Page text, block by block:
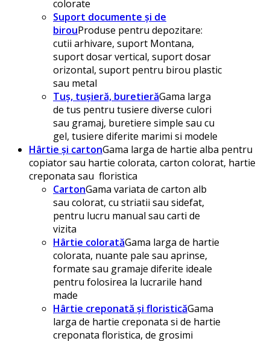
colorate
Suport documente și de
birouProduse pentru depozitare:
cutii arhivare, suport Montana,
suport dosar vertical, suport dosar
orizontal, suport pentru birou plastic
sau metal
Tuș, tușieră, buretierăGama larga
de tus pentru tusiere diverse culori
sau gramaj, buretiere simple sau cu
gel, tusiere diferite marimi si modele
Hârtie și cartonGama larga de hartie alba pentru
copiator sau hartie colorata, carton colorat, hartie
creponata sau floristica
CartonGama variata de carton alb
sau colorat, cu striatii sau sidefat,
pentru lucru manual sau carti de
vizita
Hârtie coloratăGama larga de hartie
colorata, nuante pale sau aprinse,
formate sau gramaje diferite ideale
pentru folosirea la lucrarile hand
made
Hârtie creponată și floristicăGama
larga de hartie creponata si de hartie
creponata floristica, de grosimi